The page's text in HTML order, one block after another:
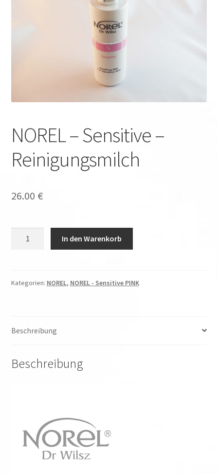
NOREL – Sensitive –
Reinigungsmilch
26.00 €
Reinigungsmilch
In den Warenkorb
Kategorien: NOREL, NOREL - Sensitive PINK
Beschreibung
Beschreibung